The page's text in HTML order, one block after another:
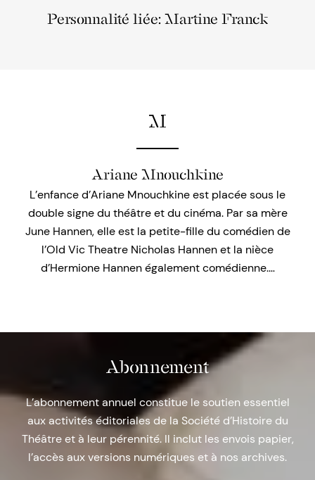
Personnalité liée: Martine Franck
M
Ariane Mnouchkine
L’enfance d’Ariane Mnouchkine est placée sous le
double signe du théâtre et du cinéma. Par sa mère
June Hannen, elle est la petite-fille du comédien de
l’Old Vic Theatre Nicholas Hannen et la nièce
d’Hermione Hannen également comédienne.…
Abonnement
L’abonnement annuel constitue le soutien essentiel
aux activités éditoriales de la Société d’Histoire du
Théâtre et à leur pérennité. Il inclut les envois papier,
l’accès aux versions numériques et à nos archives.